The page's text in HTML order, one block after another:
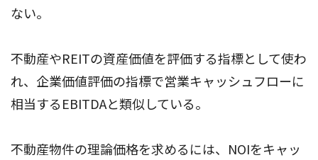
ない。
不動産やREITの資産価値を評価する指標として使わ
れ、企業価値評価の指標で営業キャッシュフローに
相当するEBITDAと類似している。
不動産物件の理論価格を求めるには、NOIをキャッ